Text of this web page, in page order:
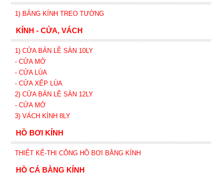
1) BẢNG KÍNH TREO TƯỜNG
KÍNH - CỬA, VÁCH
1) CỬA BẢN LỀ SÀN 10LY
- CỬA MỞ
- CỬA LÙA
- CỬA XẾP LÙA
2) CỬA BẢN LỀ SÀN 12LY
- CỬA MỞ
3) VÁCH KÍNH 8LY
HỒ BƠI KÍNH
THIẾT KẾ-THI CÔNG HỒ BƠI BẰNG KÍNH
HỒ CÁ BẰNG KÍNH